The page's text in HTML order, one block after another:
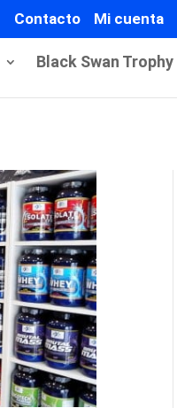
Contacto Mi cuenta
Black Swan Trophy